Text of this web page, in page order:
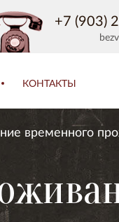
+7 (903)
КОНТАКТЫ
временного